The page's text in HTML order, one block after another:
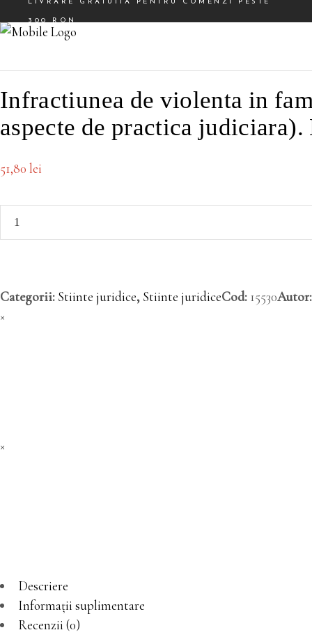
LIVRARE GRATUITA PENTRU COMENZI PESTE
300 RON
Infractiunea de violenta in
aspecte de practica
51,80 lei
Categorii: Stiinte juridice, Stiinte juridiceCod: 15530Autor:
×
×
Descriere
Informații suplimentare
Recenzii (0)